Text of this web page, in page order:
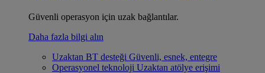
Güvenli operasyon için uzak bağlantılar.
Daha fazla bilgi alın
Uzaktan BT desteği Güvenli, esnek, entegre
Operasyonel teknoloji Uzaktan atölye erişimi